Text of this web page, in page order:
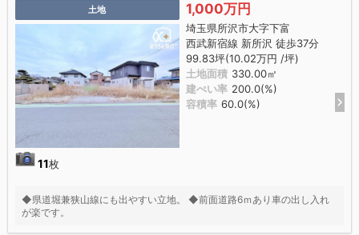
土地
11枚
1,000万円
埼玉県所沢市大字下富
西武新宿線 新所沢 徒歩37分
99.83坪(10.02万円 /坪)
土地面積 330.00㎡
建ぺい率 200.0(%)
容積率 60.0(%)
◆県道堀兼狭山線にも出やすい立地。 ◆前面道路6ｍあり車の出し入れ
が楽です。